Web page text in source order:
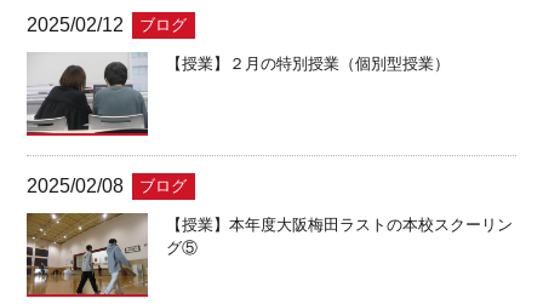
2025/02/12 ブログ
【授業】２月の特別授業（個別型授業）
2025/02/08 ブログ
【授業】本年度大阪梅田ラストの本校スクーリン
グ⑤